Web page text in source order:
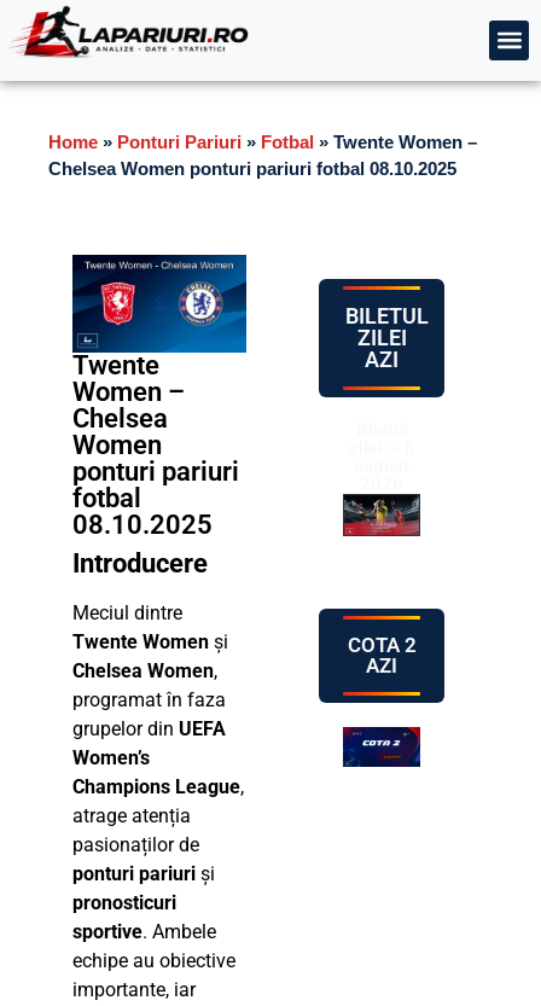
Home » Ponturi Pariuri » Fotbal » Twente Women –
Chelsea Women ponturi pariuri fotbal 08.10.2025
Twente
Women –
Chelsea
Women
ponturi pariuri
fotbal
08.10.2025
Introducere
Meciul dintre
Twente Women și
Chelsea Women,
programat în faza
grupelor din UEFA
Women’s
Champions League,
atrage atenția
pasionaților de
ponturi pariuri și
pronosticuri
sportive. Ambele
echipe au obiective
importante, iar
BILETUL
ZILEI
AZI
COTA 2
AZI